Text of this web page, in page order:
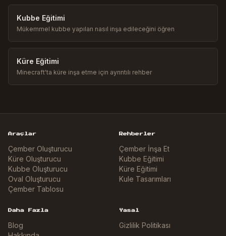
Kubbe Eğitimi
Mükemmel kubbe yapıları nasıl inşa edileceğini öğren
Küre Eğitimi
Minecraft'ta küre inşa etme için ayrıntılı rehber
Araçlar
Çember Oluşturucu
Küre Oluşturucu
Kubbe Oluşturucu
Oval Oluşturucu
Çember Tablosu
Rehberler
Çember İnşa Et
Kubbe Eğitimi
Küre Eğitimi
Kule Tasarımları
Daha Fazla
Blog
Yasal
Gizlilik Politikası